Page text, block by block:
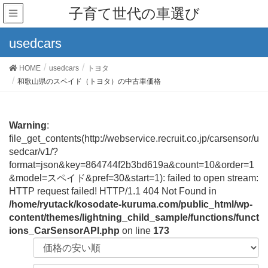
子育て世代の車選び
usedcars
HOME usedcars
トヨタ
和歌山県のスペイド（トヨタ）の中古車価格
Warning:
file_get_contents(http://webservice.recruit.co.jp/carsensor/u
sedcar/v1/?
format=json&key=864744f2b3bd619a&count=10&order=1
&model=スペイド&pref=30&start=1): failed to open stream:
HTTP request failed! HTTP/1.1 404 Not Found in
/home/ryutack/kosodate-kuruma.com/public_html/wp-
content/themes/lightning_child_sample/functions/funct
ions_CarSensorAPI.php on line 173